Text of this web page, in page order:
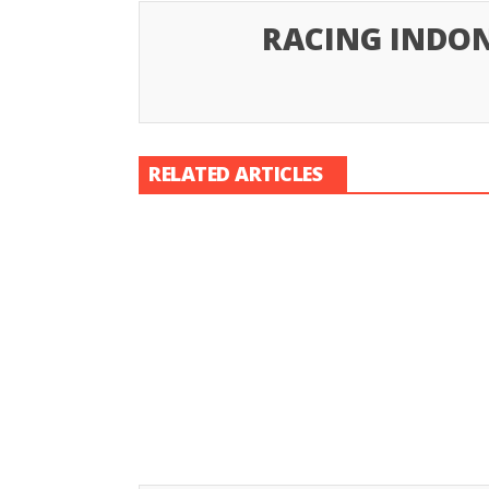
RACING
RELATED ARTICLES